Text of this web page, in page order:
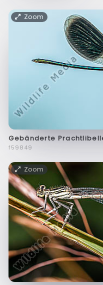
Zoom
Gebänderte
f59849
Zoom